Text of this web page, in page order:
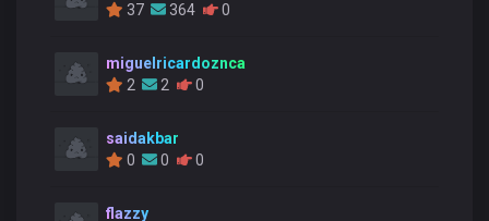
37
364 0
miguelricardoznca
2
2 0
saidakbar
0
0 0
flazzy